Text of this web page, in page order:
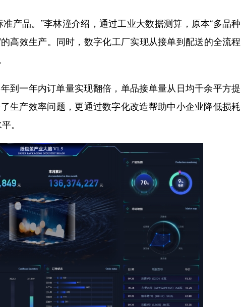
品。”李林潼介绍，通过工业大数据测算，原本“多品
高效生产。同时，数字化工厂实现从接单到配送的全流
一年内订单量实现翻倍，单品接单量从日均千余平方
生产效率问题，更通过数字化改造帮助中小企业降低损
。